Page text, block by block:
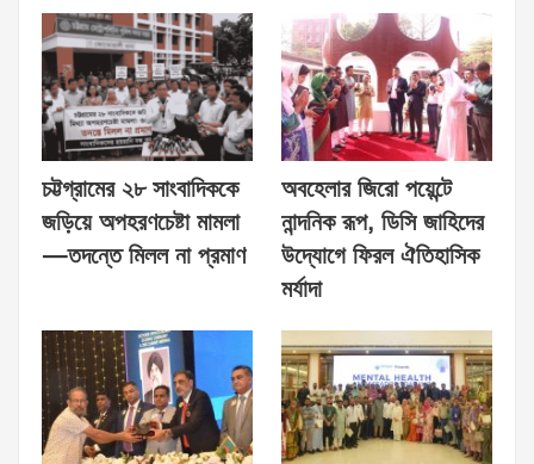
চট্টগ্রামের ২৮ সাংবাদিককে
জড়িয়ে অপহরণচেষ্টা মামলা
—তদন্তে মিলল না প্রমাণ
অবহেলার জিরো পয়েন্টে
নান্দনিক রূপ, ডিসি জাহিদের
উদ্যোগে ফিরল ঐতিহাসিক
মর্যাদা